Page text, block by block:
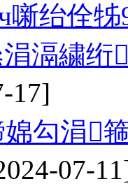
噺绐佺牬
滆繍
17]
勾涓
07-